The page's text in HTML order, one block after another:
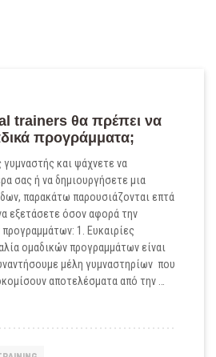
trainers θα πρέπει να
προγράμματα;
και ψάχνετε να
σας ή να δημιουργήσετε μια
παρακάτω παρουσιάζονται επτά
εξετάσετε όσον αφορά την
1. Ευκαιρίες
ομαδικών προγραμμάτων είναι
μέλη γυμναστηρίων που
αποτελέσματα από την …